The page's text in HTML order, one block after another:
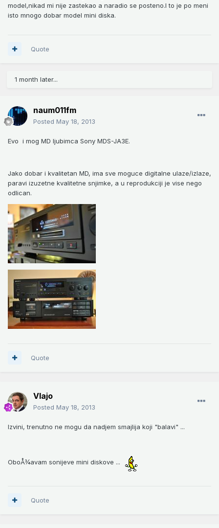
model,nikad mi nije zastekao a naradio se posteno.I to je po meni
isto mnogo dobar model mini diska.
Quote
1 month later...
naum011fm
Posted May 18, 2013
Evo i mog MD ljubimca Sony MDS-JA3E.
Jako dobar i kvalitetan MD, ima sve moguce digitalne ulaze/izlaze,
paravi izuzetne kvalitetne snjimke, a u reprodukciji je vise nego
odlican.
Quote
Vlajo
Posted May 18, 2013
Izvini, trenutno ne mogu da nadjem smajlija koji "balavi" ...
OboÅ¾avam sonijeve mini diskove ...
Quote